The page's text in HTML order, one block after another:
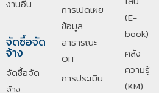
งานอื่น
จัดซื้อจัด
จ้าง
จัดซื้อจัด
จ้าง
การเปิดเผย
ข้อมูล
สาธารณะ
OIT
การประเมิน
(E-
book)
คลัง
ความรู้
(KM)